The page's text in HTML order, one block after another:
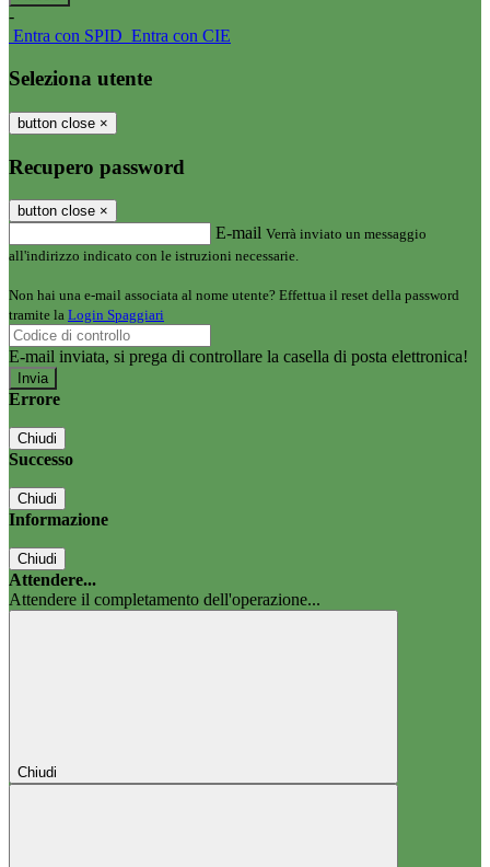
-
Entra con SPID Entra con CIE
Seleziona utente
button close ×
Recupero password
button close ×
E-mail Verrà inviato un messaggio
all'indirizzo indicato con le istruzioni necessarie.
Non hai una e-mail associata al nome utente? Effettua il reset della password
tramite la Login Spaggiari
E-mail inviata, si prega di controllare la casella di posta elettronica!
Errore
Chiudi
Successo
Chiudi
Informazione
Chiudi
Attendere...
Attendere il completamento dell'operazione...
Chiudi